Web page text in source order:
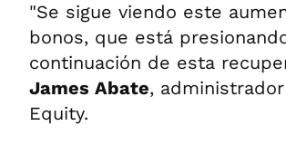
"Se sigue viendo este
bonos, que está
continuación de esta
James Abate,
Equity.